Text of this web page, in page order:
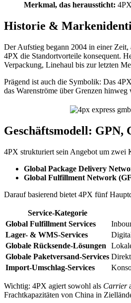
Merkmal, das heraussticht:
Historie &
Der Aufstieg begann 2004 in einer
4PX die Standortvorteile konsequent.
Verpackung, Linehaul bis zur letzten
Prägend ist auch die Symbolik: Das
das Warenströme über Grenzen hinweg
Geschäftsmodell: GPN,
4PX strukturiert sein Angebot um zwei
Global Package Delivery
Global Fulfillment Network
Darauf basierend bietet 4PX fünf
Service-Kategorie
Global Fulfillment Services
Lager- & WMS-Services
Globale Rücksende-Lösungen
Globale Paketversand-Services
Import-Umschlag-Services
Wichtig: 4PX agiert sowohl als Carrier
Frachtkapazitäten von China in